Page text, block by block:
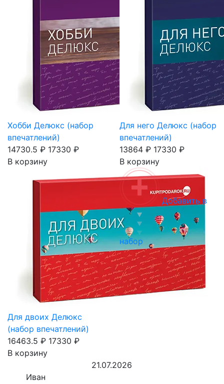
Хобби Делюкс (набор
впечатлений)
14730.5 ₽ 17330 ₽
В корзину
Для него Делюкс (набор
впечатлений)
13864 ₽ 17330 ₽
В корзину
Для двоих Делюкс
(набор впечатлений)
16463.5 ₽ 17330 ₽
В корзину
Добавить в
набор
21.07.2026
Иван